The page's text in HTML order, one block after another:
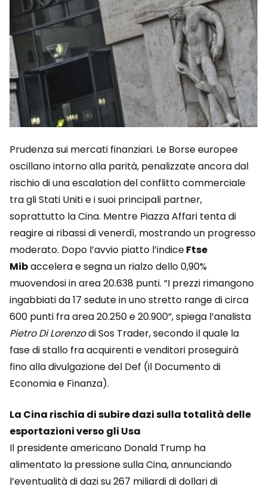
Prudenza sui mercati finanziari. Le Borse europee
oscillano intorno alla parità, penalizzate ancora dal
rischio di una escalation del conflitto commerciale
tra gli Stati Uniti e i suoi principali partner,
soprattutto la Cina. Mentre Piazza Affari tenta di
reagire ai ribassi di venerdì, mostrando un progresso
moderato. Dopo l’avvio piatto l’indiceFtse
Mibaccelera e segna un rialzo dello 0,90%
muovendosi in area 20.638 punti. “I prezzi rimangono
ingabbiati da 17 sedute in uno stretto range di circa
600 punti fra area 20.250 e 20.900”, spiega l’analista
Pietro Di Lorenzodi Sos Trader, secondo il quale la
fase di stallo fra acquirenti e venditori proseguirà
fino alla divulgazione del Def (il Documento di
Economia e Finanza).
La Cina rischia di subire dazi sulla totalità delle
esportazioni verso gli Usa
Il presidente americano Donald Trump ha
alimentato la pressione sulla Cina, annunciando
l’eventualità di dazi su 267 miliardi di dollari di